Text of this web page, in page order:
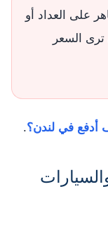
على العداد أو
ترى السعر
أدفع في لندن؟.